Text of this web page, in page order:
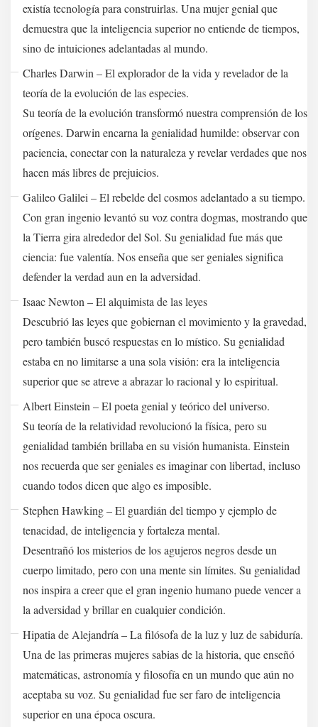
existía tecnología para construirlas. Una mujer genial que
demuestra que la inteligencia superior no entiende de tiempos,
sino de intuiciones adelantadas al mundo.
Charles Darwin – El explorador de la vida y revelador de la
teoría de la evolución de las especies.
Su teoría de la evolución transformó nuestra comprensión de los
orígenes. Darwin encarna la genialidad humilde: observar con
paciencia, conectar con la naturaleza y revelar verdades que nos
hacen más libres de prejuicios.
Galileo Galilei – El rebelde del cosmos adelantado a su tiempo.
Con gran ingenio levantó su voz contra dogmas, mostrando que
la Tierra gira alrededor del Sol. Su genialidad fue más que
ciencia: fue valentía. Nos enseña que ser geniales significa
defender la verdad aun en la adversidad.
Isaac Newton – El alquimista de las leyes
Descubrió las leyes que gobiernan el movimiento y la gravedad,
pero también buscó respuestas en lo místico. Su genialidad
estaba en no limitarse a una sola visión: era la inteligencia
superior que se atreve a abrazar lo racional y lo espiritual.
Albert Einstein – El poeta genial y teórico del universo.
Su teoría de la relatividad revolucionó la física, pero su
genialidad también brillaba en su visión humanista. Einstein
nos recuerda que ser geniales es imaginar con libertad, incluso
cuando todos dicen que algo es imposible.
Stephen Hawking – El guardián del tiempo y ejemplo de
tenacidad, de inteligencia y fortaleza mental.
Desentrañó los misterios de los agujeros negros desde un
cuerpo limitado, pero con una mente sin límites. Su genialidad
nos inspira a creer que el gran ingenio humano puede vencer a
la adversidad y brillar en cualquier condición.
Hipatia de Alejandría – La filósofa de la luz y luz de sabiduría.
Una de las primeras mujeres sabias de la historia, que enseñó
matemáticas, astronomía y filosofía en un mundo que aún no
aceptaba su voz. Su genialidad fue ser faro de inteligencia
superior en una época oscura.